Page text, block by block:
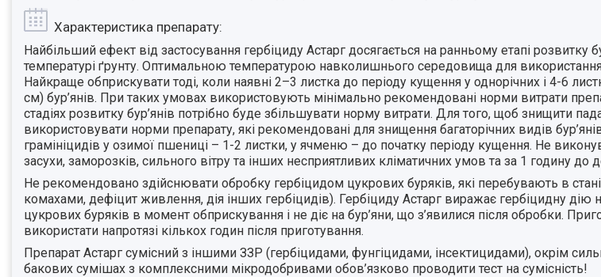
Характеристика препарату:
Найбільший ефект від застосування гербіциду Астарг досягається на ранньому етапі розвитку
температурі ґрунту. Оптимальною температурою навколишнього середовища для
Найкраще обприскувати тоді, коли наявні 2–3 листка до періоду кущення у однорічних і 4-6
см) бур’янів. При таких умовах використовують мінімально рекомендовані норми витрати
стадіях розвитку бур’янів потрібно буде збільшувати норму витрати. Для того, щоб знищити
використовувати норми препарату, які рекомендовані для знищення багаторічних видів
грамініцидів у озимої пшениці – 1-2 листки, у ячменю – до початку періоду кущення. Не
засухи, заморозків, сильного вітру та інших несприятливих кліматичних умов та за 1 годину до
Не рекомендовано здійснювати обробку гербіцидом цукрових буряків, які перебувають в
комахами, дефіцит живлення, дія інших гербіцидів). Гербіциду Астарг виражає гербіцидну дію
цукрових буряків в момент обприскування і не діє на бур’яни, що з’явилися після обробки.
використати напротязі кількох годин після приготування.
Препарат Астарг сумісний з іншими ЗЗР (гербіцидами, фунгіцидами, інсектицидами), окрім
бакових сумішах з комплексними мікродобривами обов’язково проводити тест на сумісність!